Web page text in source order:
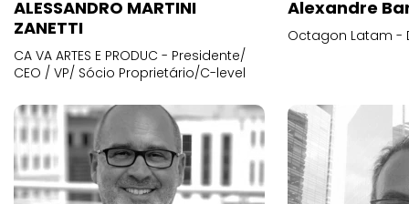
ALESSANDRO MARTINI
ZANETTI
CA VA ARTES E PRODUC - Presidente/
CEO / VP/ Sócio Proprietário/C-level
Alexandre
Octagon Latam -